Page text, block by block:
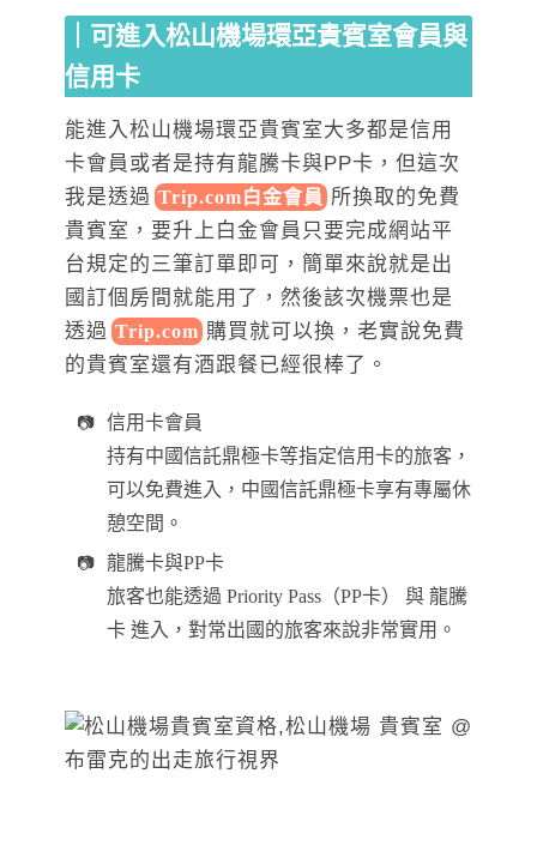
｜可進入松山機場環亞貴賓室會員與
信用卡
能進入松山機場環亞貴賓室大多都是信用
卡會員或者是持有龍騰卡與PP卡，但這次
我是透過 Trip.com白金會員 所換取的免費
貴賓室，要升上白金會員只要完成網站平
台規定的三筆訂單即可，簡單來說就是出
國訂個房間就能用了，然後該次機票也是
透過 Trip.com 購買就可以換，老實說免費
的貴賓室還有酒跟餐已經很棒了。
信用卡會員
持有中國信託鼎極卡等指定信用卡的旅客，
可以免費進入，中國信託鼎極卡享有專屬休
憩空間。
龍騰卡與PP卡
旅客也能透過 Priority Pass（PP卡） 與 龍騰
卡 進入，對常出國的旅客來說非常實用。